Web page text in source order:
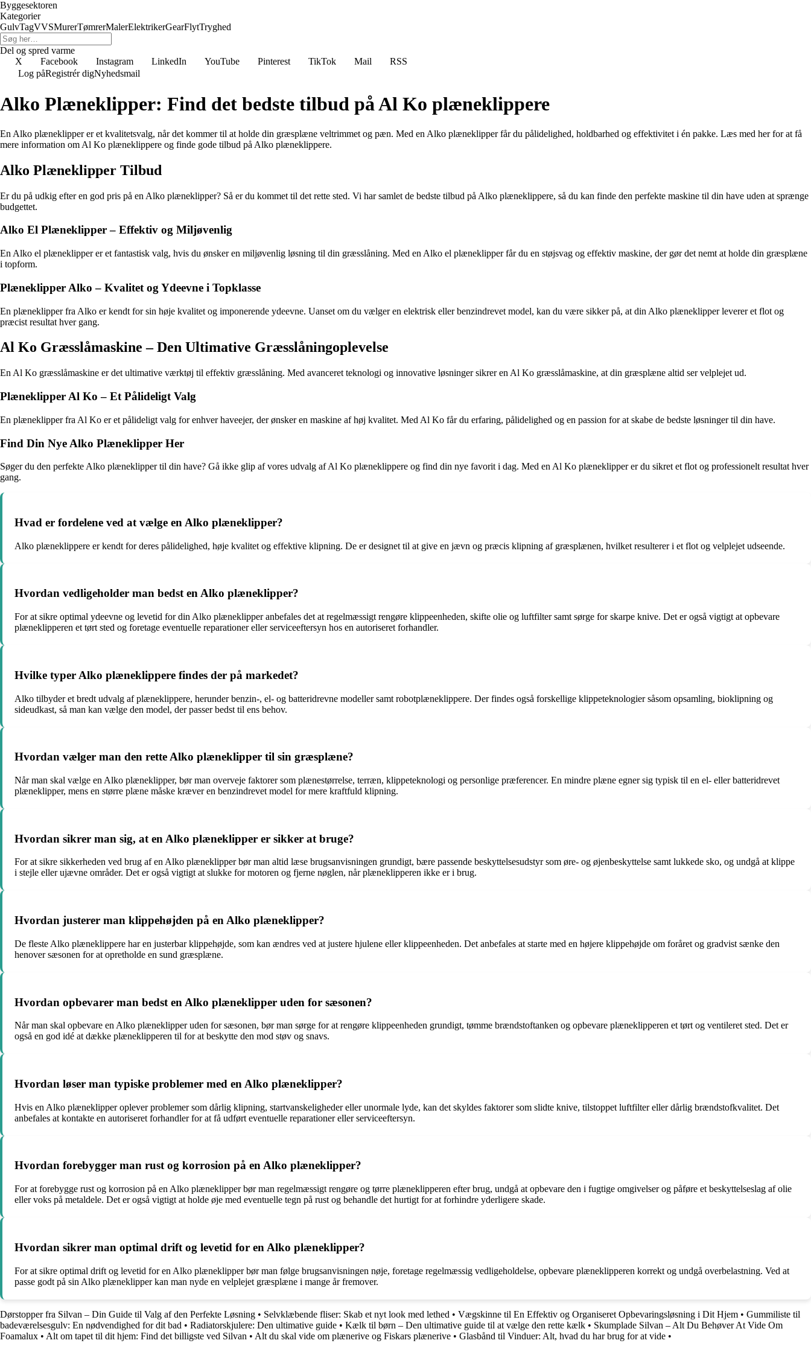
Byggesektoren
Kategorier
GulvTagVVSMurerTømrerMalerElektrikerGearFlytTryghed
Del og spred varme
X
Facebook Instagram LinkedIn YouTube Pinterest TikTok Mail
RSS
Log påRegistrér digNyhedsmail
Alko Plæneklipper: Find det bedste tilbud på Al Ko plæneklippere
En Alko plæneklipper er et kvalitetsvalg, når det kommer til at holde din græsplæne veltrimmet og pæn. Med en Alko plæneklipper får du pålidelighed, holdbarhed og effektivitet i én pakke. Læs med her for at få
mere information om Al Ko plæneklippere og finde gode tilbud på Alko plæneklippere.
Alko Plæneklipper Tilbud
Er du på udkig efter en god pris på en Alko plæneklipper? Så er du kommet til det rette sted. Vi har samlet de bedste tilbud på Alko plæneklippere, så du kan finde den perfekte maskine til din have uden at sprænge
budgettet.
Alko El Plæneklipper – Effektiv og Miljøvenlig
En Alko el plæneklipper er et fantastisk valg, hvis du ønsker en miljøvenlig løsning til din græsslåning. Med en Alko el plæneklipper får du en støjsvag og effektiv maskine, der gør det nemt at holde din græsplæne
i topform.
Plæneklipper Alko – Kvalitet og Ydeevne i Topklasse
En plæneklipper fra Alko er kendt for sin høje kvalitet og imponerende ydeevne. Uanset om du vælger en elektrisk eller benzindrevet model, kan du være sikker på, at din Alko plæneklipper leverer et flot og
præcist resultat hver gang.
Al Ko Græsslåmaskine – Den Ultimative Græsslåningoplevelse
En Al Ko græsslåmaskine er det ultimative værktøj til effektiv græsslåning. Med avanceret teknologi og innovative løsninger sikrer en Al Ko græsslåmaskine, at din græsplæne altid ser velplejet ud.
Plæneklipper Al Ko – Et Pålideligt Valg
En plæneklipper fra Al Ko er et pålideligt valg for enhver haveejer, der ønsker en maskine af høj kvalitet. Med Al Ko får du erfaring, pålidelighed og en passion for at skabe de bedste løsninger til din have.
Find Din Nye Alko Plæneklipper Her
Søger du den perfekte Alko plæneklipper til din have? Gå ikke glip af vores udvalg af Al Ko plæneklippere og find din nye favorit i dag. Med en Al Ko plæneklipper er du sikret et flot og professionelt resultat hver
gang.
Hvad er fordelene ved at vælge en Alko plæneklipper?
Alko plæneklippere er kendt for deres pålidelighed, høje kvalitet og effektive klipning. De er designet til at give en jævn og præcis klipning af græsplænen, hvilket resulterer i et flot og velplejet udseende.
Hvordan vedligeholder man bedst en Alko plæneklipper?
For at sikre optimal ydeevne og levetid for din Alko plæneklipper anbefales det at regelmæssigt rengøre klippeenheden, skifte olie og luftfilter samt sørge for skarpe knive. Det er også vigtigt at opbevare
plæneklipperen et tørt sted og foretage eventuelle reparationer eller serviceeftersyn hos en autoriseret forhandler.
Hvilke typer Alko plæneklippere findes der på markedet?
Alko tilbyder et bredt udvalg af plæneklippere, herunder benzin-, el- og batteridrevne modeller samt robotplæneklippere. Der findes også forskellige klippeteknologier såsom opsamling, bioklipning og
sideudkast, så man kan vælge den model, der passer bedst til ens behov.
Hvordan vælger man den rette Alko plæneklipper til sin græsplæne?
Når man skal vælge en Alko plæneklipper, bør man overveje faktorer som plænestørrelse, terræn, klippeteknologi og personlige præferencer. En mindre plæne egner sig typisk til en el- eller batteridrevet
plæneklipper, mens en større plæne måske kræver en benzindrevet model for mere kraftfuld klipning.
Hvordan sikrer man sig, at en Alko plæneklipper er sikker at bruge?
For at sikre sikkerheden ved brug af en Alko plæneklipper bør man altid læse brugsanvisningen grundigt, bære passende beskyttelsesudstyr som øre- og øjenbeskyttelse samt lukkede sko, og undgå at klippe
i stejle eller ujævne områder. Det er også vigtigt at slukke for motoren og fjerne nøglen, når plæneklipperen ikke er i brug.
Hvordan justerer man klippehøjden på en Alko plæneklipper?
De fleste Alko plæneklippere har en justerbar klippehøjde, som kan ændres ved at justere hjulene eller klippeenheden. Det anbefales at starte med en højere klippehøjde om foråret og gradvist sænke den
henover sæsonen for at opretholde en sund græsplæne.
Hvordan opbevarer man bedst en Alko plæneklipper uden for sæsonen?
Når man skal opbevare en Alko plæneklipper uden for sæsonen, bør man sørge for at rengøre klippeenheden grundigt, tømme brændstoftanken og opbevare plæneklipperen et tørt og ventileret sted. Det er
også en god idé at dække plæneklipperen til for at beskytte den mod støv og snavs.
Hvordan løser man typiske problemer med en Alko plæneklipper?
Hvis en Alko plæneklipper oplever problemer som dårlig klipning, startvanskeligheder eller unormale lyde, kan det skyldes faktorer som slidte knive, tilstoppet luftfilter eller dårlig brændstofkvalitet. Det
anbefales at kontakte en autoriseret forhandler for at få udført eventuelle reparationer eller serviceeftersyn.
Hvordan forebygger man rust og korrosion på en Alko plæneklipper?
For at forebygge rust og korrosion på en Alko plæneklipper bør man regelmæssigt rengøre og tørre plæneklipperen efter brug, undgå at opbevare den i fugtige omgivelser og påføre et beskyttelseslag af olie
eller voks på metaldele. Det er også vigtigt at holde øje med eventuelle tegn på rust og behandle det hurtigt for at forhindre yderligere skade.
Hvordan sikrer man optimal drift og levetid for en Alko plæneklipper?
For at sikre optimal drift og levetid for en Alko plæneklipper bør man følge brugsanvisningen nøje, foretage regelmæssig vedligeholdelse, opbevare plæneklipperen korrekt og undgå overbelastning. Ved at
passe godt på sin Alko plæneklipper kan man nyde en velplejet græsplæne i mange år fremover.
Dørstopper fra Silvan – Din Guide til Valg af den Perfekte Løsning • Selvklæbende fliser: Skab et nyt look med lethed • Vægskinne til En Effektiv og Organiseret Opbevaringsløsning i Dit Hjem • Gummiliste til
badeværelsesgulv: En nødvendighed for dit bad • Radiatorskjulere: Den ultimative guide • Kælk til børn – Den ultimative guide til at vælge den rette kælk • Skumplade Silvan – Alt Du Behøver At Vide Om
Foamalux • Alt om tapet til dit hjem: Find det billigste ved Silvan • Alt du skal vide om plænerive og Fiskars plænerive • Glasbånd til Vinduer: Alt, hvad du har brug for at vide •